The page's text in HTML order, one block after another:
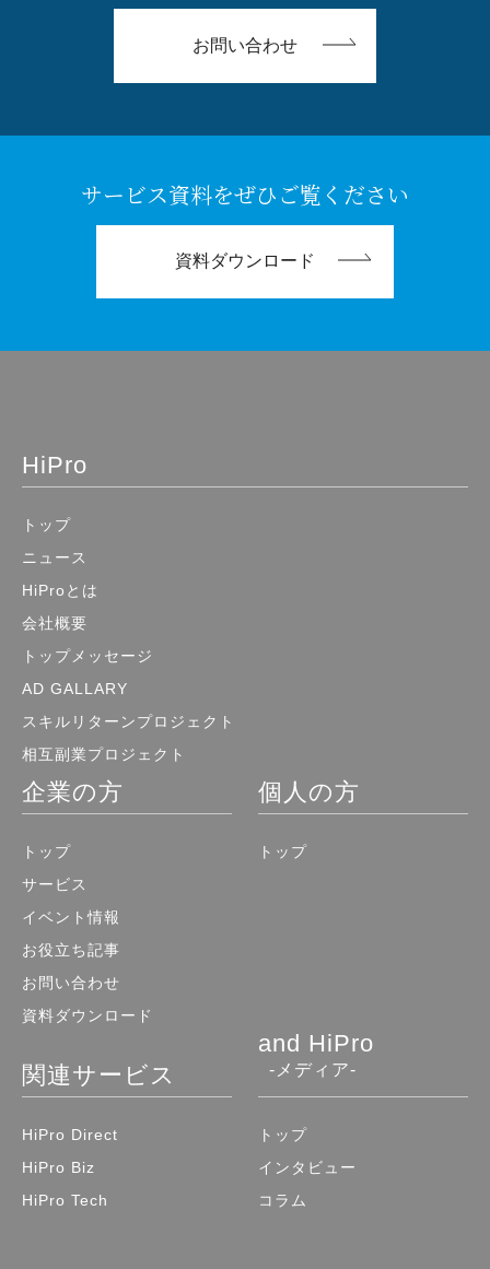
お問い合わせ
サービス資料をぜひご覧ください
資料ダウンロード
HiPro
トップ
ニュース
HiProとは
会社概要
トップメッセージ
AD GALLARY
スキルリターンプロジェクト
相互副業プロジェクト
企業の方
トップ
サービス
イベント情報
お役立ち記事
お問い合わせ
資料ダウンロード
個人の方
トップ
関連サービス
HiPro Direct
HiPro Biz
HiPro Tech
and HiPro
-メディア-
トップ
インタビュー
コラム